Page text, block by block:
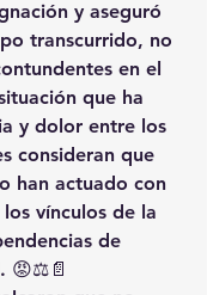
y aseguró
transcurrido, no
en el
que ha
y dolor entre los
consideran que
han actuado con
vínculos de la
de
😡⚖️📄